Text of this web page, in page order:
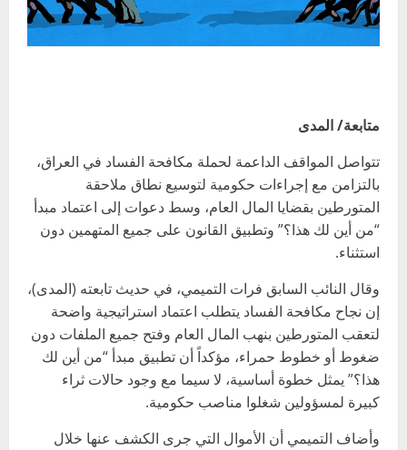
متابعة/ المدى
تتواصل المواقف الداعمة لحملة مكافحة الفساد في العراق،
بالتزامن مع إجراءات حكومية لتوسيع نطاق ملاحقة
المتورطين بقضايا المال العام، وسط دعوات إلى اعتماد مبدأ
“من أين لك هذا؟” وتطبيق القانون على جميع المتهمين دون
استثناء.
وقال النائب السابق فرات التميمي، في حديث تابعته (المدى)،
إن نجاح مكافحة الفساد يتطلب اعتماد استراتيجية واضحة
لتعقب المتورطين بنهب المال العام وفتح جميع الملفات دون
ضغوط أو خطوط حمراء، مؤكداً أن تطبيق مبدأ “من أين لك
هذا؟” يمثل خطوة أساسية، لا سيما مع وجود حالات ثراء
كبيرة لمسؤولين شغلوا مناصب حكومية.
وأضاف التميمي أن الأموال التي جرى الكشف عنها خلال